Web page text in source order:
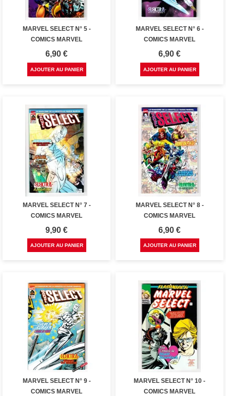
MARVEL SELECT N° 5 -
COMICS MARVEL
Prix
6,90 €
AJOUTER AU PANIER
MARVEL SELECT N° 6 -
COMICS MARVEL
Prix
6,90 €
AJOUTER AU PANIER
MARVEL SELECT N° 7 -
COMICS MARVEL
Prix
9,90 €
AJOUTER AU PANIER
MARVEL SELECT N° 8 -
COMICS MARVEL
Prix
6,90 €
AJOUTER AU PANIER
MARVEL SELECT N° 9 -
COMICS MARVEL
MARVEL SELECT N° 10 -
COMICS MARVEL